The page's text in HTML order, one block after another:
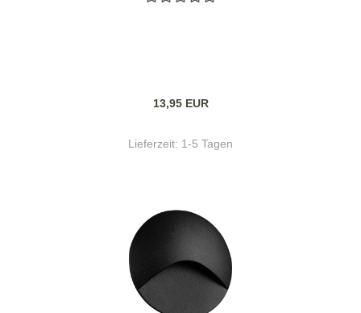
13,95 EUR
Lieferzeit: 1-5 Tagen